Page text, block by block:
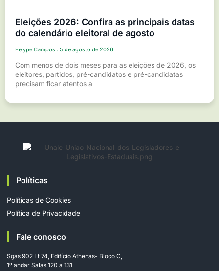
Eleições 2026: Confira as principais datas
do calendário eleitoral de agosto
Felype Campos 5 de agosto de 2026
Com menos de dois meses para as eleições de 2026, os
eleitores, partidos, pré-candidatos e pré-candidatas
precisam ficar atentos a
Políticas
Políticas de Cookies
Política de Privacidade
Fale conosco
Sgas 902 Lt 74, Edifício Athenas- Bloco C,
1º andar Salas 120 a 131